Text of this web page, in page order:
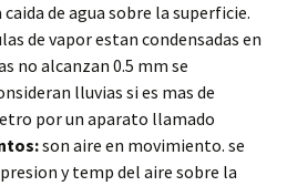
caida de agua sobre la superficie.
de vapor estan condensadas en
no alcanzan 0.5 mm se
lluvias si es mas de
por un aparato llamado
son aire en movimiento. se
y temp del aire sobre la